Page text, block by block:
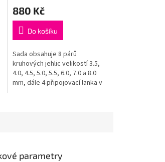
produktu
je
5,0
z
5
hvězdiček.
880 Kč
Do košíku
Sada obsahuje 8 párů
kruhových jehlic velikostí 3.5,
4.0, 4.5, 5.0, 5.5, 6.0, 7.0 a 8.0
mm, dále 4 připojovací lanka v
parametry